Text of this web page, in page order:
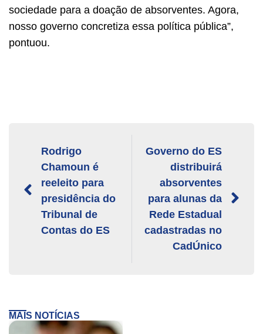
sociedade para a doação de absorventes. Agora,
nosso governo concretiza essa política pública”,
pontuou.
Rodrigo
Chamoun é
reeleito para
presidência do
Tribunal de
Contas do ES
Governo do ES
distribuirá
absorventes
para alunas da
Rede Estadual
cadastradas no
CadÚnico
MAIS NOTÍCIAS